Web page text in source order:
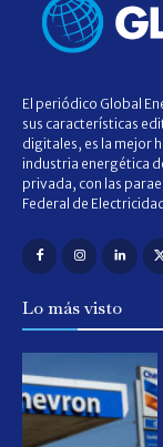
El periódico Global
sus características
digitales, es la mejor
industria energética
privada, con las
Federal de
Lo más visto